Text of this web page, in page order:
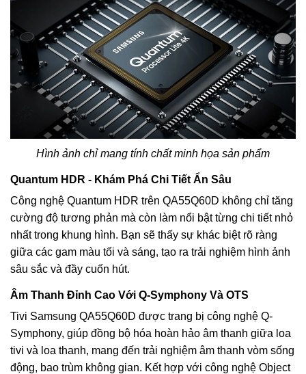
Hình ảnh chỉ mang tính chất minh họa sản phẩm
Quantum HDR - Khám Phá Chi Tiết Ẩn Sâu
Công nghệ Quantum HDR trên QA55Q60D không chỉ tăng
cường độ tương phản mà còn làm nổi bật từng chi tiết nhỏ
nhất trong khung hình. Bạn sẽ thấy sự khác biệt rõ ràng
giữa các gam màu tối và sáng, tạo ra trải nghiệm hình ảnh
sâu sắc và đầy cuốn hút.
Âm Thanh Đỉnh Cao Với Q-Symphony Và OTS
Tivi Samsung QA55Q60D được trang bị công nghệ Q-
Symphony, giúp đồng bộ hóa hoàn hảo âm thanh giữa loa
tivi và loa thanh, mang đến trải nghiệm âm thanh vòm sống
động, bao trùm không gian. Kết hợp với công nghệ Object